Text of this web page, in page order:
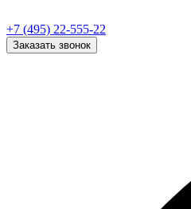
+7 (495) 22-555-22
Заказать звонок